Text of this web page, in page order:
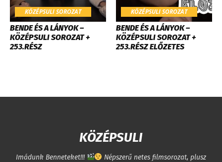
KÖZÉPSULI SOROZAT
BENDE ÉS A LÁNYOK –
KÖZÉPSULI SOROZAT +
253.RÉSZ
KÖZÉPSULI SOROZAT
BENDE ÉS A LÁNYOK –
KÖZÉPSULI SOROZAT +
253.RÉSZ ELŐZETES
KÖZÉPSULI
Imádunk Benneteket!!!
Népszerű netes filmsorozat, plusz